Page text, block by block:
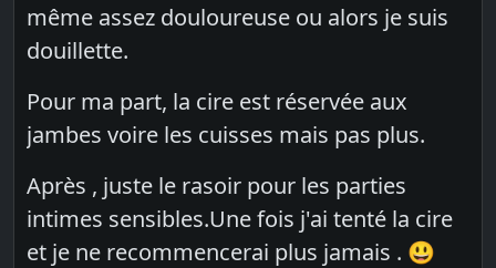
même assez douloureuse ou alors je suis
douillette.
Pour ma part, la cire est réservée aux
jambes voire les cuisses mais pas plus.
Après , juste le rasoir pour les parties
intimes sensibles.Une fois j'ai tenté la cire
et je ne recommencerai plus jamais . 😃